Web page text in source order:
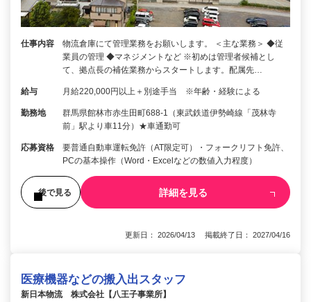
仕事内容
物流倉庫にて管理業務をお願いします。 ＜主な業務＞ ◆従
業員の管理 ◆マネジメントなど ※初めは管理者候補とし
て、拠点長の補佐業務からスタートします。配属先…
給与 月給220,000円以上＋別途手当 ※年齢・経験による
勤務地
群馬県館林市赤生田町688-1（東武鉄道伊勢崎線「茂林寺
前」駅より車11分）★車通勤可
応募資格
要普通自動車運転免許（AT限定可）・フォークリフト免許、
PCの基本操作（Word・Excelなどの数値入力程度）
後で見る 詳細を見る
更新日： 2026/04/13 掲載終了日： 2027/04/16
医療機器などの搬入出スタッフ
新日本物流 株式会社【八王子事業所】